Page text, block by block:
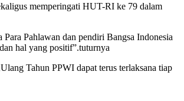
memperingati HUT-RI ke 79 dalam
Pahlawan dan pendiri Bangsa Indonesia
hal yang positif”.tuturnya
Tahun PPWI dapat terus terlaksana tiap